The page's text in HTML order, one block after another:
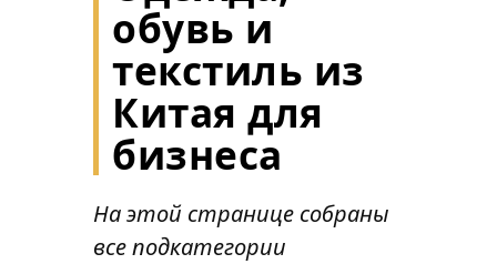
обувь и
текстиль из
Китая для
бизнеса
На этой странице собраны
все подкатегории